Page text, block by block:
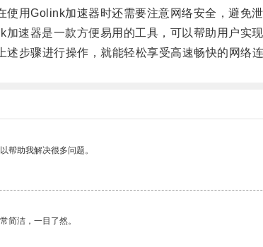
用Golink加速器时还需要注意网络安全，避免泄
器是一款方便易用的工具，可以帮助用户实现
步骤进行操作，就能轻松享受高速畅快的网络连
帮助我解决很多问题。
简洁，一目了然。